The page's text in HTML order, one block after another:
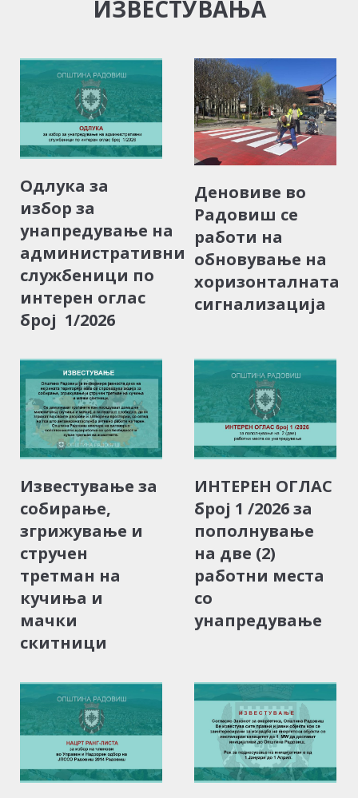
ИЗВЕСТУВАЊА
Одлука за
избор за
унапредување на
административни
службеници по
интерен оглас
број 1/2026
Деновиве во
Радовиш се
работи на
обновување на
хоризонталната
сигнализација
Известување за
собирање,
згрижување и
стручен
третман на
кучиња и
мачки
скитници
ИНТЕРЕН ОГЛАС
број 1 /2026 за
пополнување
на две (2)
работни места
со
унапредување